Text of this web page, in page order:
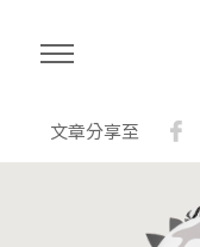
文章分享至